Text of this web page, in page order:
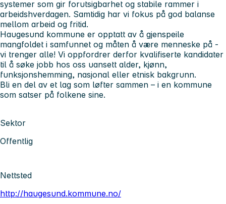
systemer som gir forutsigbarhet og stabile rammer i
arbeidshverdagen. Samtidig har vi fokus på god balanse
mellom arbeid og fritid.
Haugesund kommune er opptatt av å gjenspeile
mangfoldet i samfunnet og måten å være menneske på -
vi trenger alle! Vi oppfordrer derfor kvalifiserte kandidater
til å søke jobb hos oss uansett alder, kjønn,
funksjonshemming, nasjonal eller etnisk bakgrunn.
Bli en del av et lag som løfter sammen – i en kommune
som satser på folkene sine.
Sektor
Offentlig
Nettsted
http://haugesund.kommune.no/